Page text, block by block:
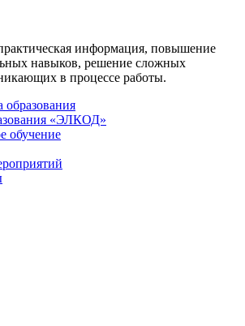
информация, повышение
навыков, решение сложных
в процессе работы.
образования
«ЭЛКОД»
обучение